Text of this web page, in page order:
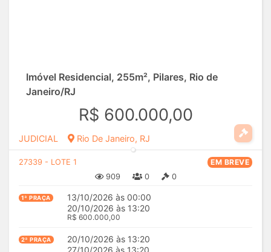
Imóvel Residencial, 255m², Pilares, Rio de
Janeiro/RJ
R$ 600.000,00
JUDICIAL Rio De Janeiro, RJ
27339 - LOTE 1
EM BREVE
909
0 0
1ª PRAÇA
13/10/2026 às 00:00
20/10/2026 às 13:20
R$ 600.000,00
2ª PRAÇA
20/10/2026 às 13:20
27/10/2026 às 13:20